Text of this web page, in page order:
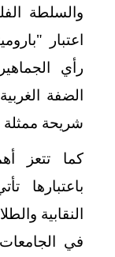
والسلطة
اعتبار
رأي
الضفة
شريحة ممثلة
كما تتعز
باعتبارها
النقابية
في الجامعات